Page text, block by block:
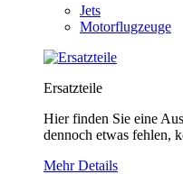
Jets
Motorflugzeuge
Ersatzteile
Hier finden Sie eine
dennoch etwas fehlen,
Mehr Details